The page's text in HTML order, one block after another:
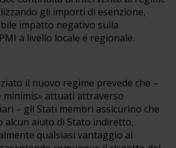
gli importi di esenzione,
impatto negativo sulla
a livello locale e regionale.
il nuovo regime prevede che –
minimis» attuati attraverso
– gli Stati membri assicurino che
alcun aiuto di Stato indiretto,
qualsiasi vantaggio ai